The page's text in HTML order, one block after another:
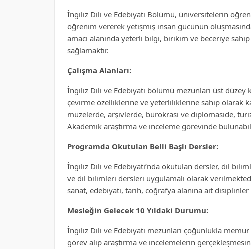
İngiliz Dili ve Edebiyatı Bölümü, üniversitelerin
öğrenim vererek yetişmiş insan gücünün
amacı alanında yeterli bilgi, birikim ve beceriye
sağlamaktır.
Çalışma Alanları:
İngiliz Dili ve Edebiyatı bölümü mezunları üst
çevirme özelliklerine ve yeterliliklerine sahip olarak
müzelerde, arşivlerde, bürokrasi ve diplomaside,
Akademik araştırma ve inceleme görevinde
Programda Okutulan Belli Başlı Dersler:
İngiliz Dili ve Edebiyatı’nda okutulan dersler, dil
ve dil bilimleri dersleri uygulamalı olarak
sanat, edebiyatı, tarih, coğrafya alanına ait disiplinler
Mesleğin Gelecek 10 Yıldaki Durumu:
İngiliz Dili ve Edebiyatı mezunları çoğunlukla
görev alıp araştırma ve incelemelerin